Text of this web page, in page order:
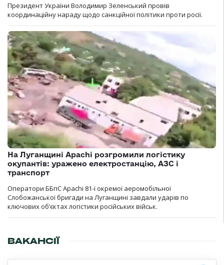
Президент України Володимир Зеленський провів
координаційну нараду щодо санкційної політики проти росії.
На Луганщині Apachi розгромили логістику
окупантів: уражено електростанцію, АЗС і
транспорт
Оператори ББпС Apachi 81-ї окремої аеромобільної
Слобожанської бригади на Луганщині завдали ударів по
ключових об’єктах логістики російських військ.
ВАКАНСІЇ